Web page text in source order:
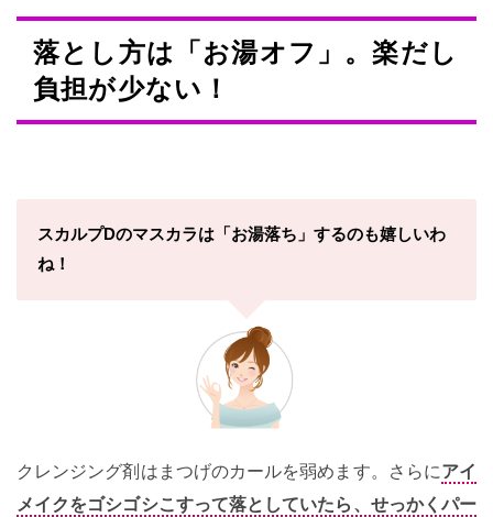
落とし方は「お湯オフ」。楽だし
負担が少ない！
スカルプDのマスカラは「お湯落ち」するのも嬉しいわ
ね！
クレンジング剤はまつげのカールを弱めます。さらにアイ
メイクをゴシゴシこすって落としていたら、せっかくパー